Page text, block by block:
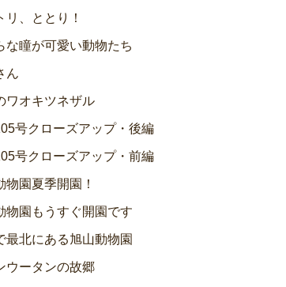
リ、ととり！
な瞳が可愛い動物たち
ん
ワオキツネザル
号クローズアップ・後編
号クローズアップ・前編
物園夏季開園！
物園もうすぐ開園です
最北にある旭山動物園
ウータンの故郷